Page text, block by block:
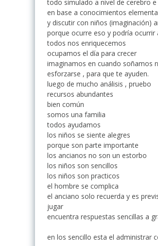
todo simulado a nivel de cerebro
en base a conocimientos
y discutir con niños (imaginación)
porque ocurre eso y podría ocurrir
todos nos enriquecemos
ocupamos el día para crecer
imaginamos en cuando soñamos
esforzarse , para que te ayuden.
luego de mucho análisis , pruebo
recursos abundantes
bien común
somos una familia
todos ayudamos
los niños se siente alegres
porque son parte importante
los ancianos no son un estorbo
los niños son sencillos
los niños son practicos
el hombre se complica
el anciano solo recuerda y es
jugar
encuentra respuestas sencillas a
en los sencillo esta el administrar